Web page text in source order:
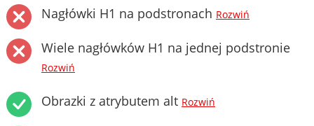
Nagłówki H1 na podstronach Rozwiń
Wiele nagłówków H1 na jednej podstronie
Rozwiń
Obrazki z atrybutem alt Rozwiń